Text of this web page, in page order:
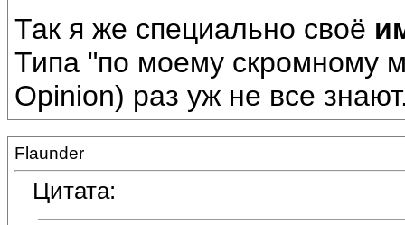
Так я же специально своё
Типа "по моему скромному
Opinion) раз уж не все
Flaunder
Цитата: